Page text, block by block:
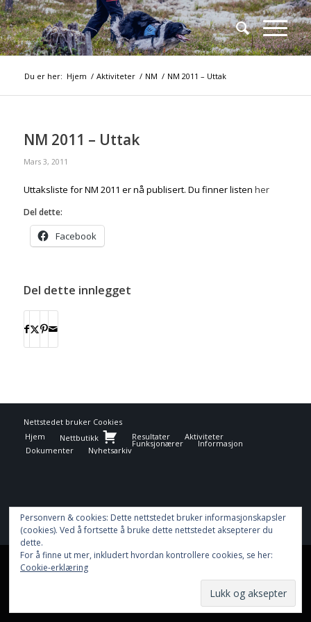
Du er her: Hjem / Aktiviteter / NM / NM 2011 – Uttak
NM 2011 – Uttak
Mars 3, 2011
Uttaksliste for NM 2011 er nå publisert. Du finner listen her
Del dette:
Facebook
Del dette innlegget
Nettstedet bruker Cookies
Hjem
Nettbutikk Resultater Aktiviteter
Funksjonærer Informasjon
Dokumenter Nyhetsarkiv
This site uses cookies. By continuing to browse the site, you are
Learn more
Personvern & cookies: Dette nettstedet bruker informasjonskapsler
(cookies). Ved å fortsette å bruke dette nettstedet aksepterer du
dette.
For å finne ut mer, inkludert hvordan kontrollere cookies, se her:
Cookie-erklæring